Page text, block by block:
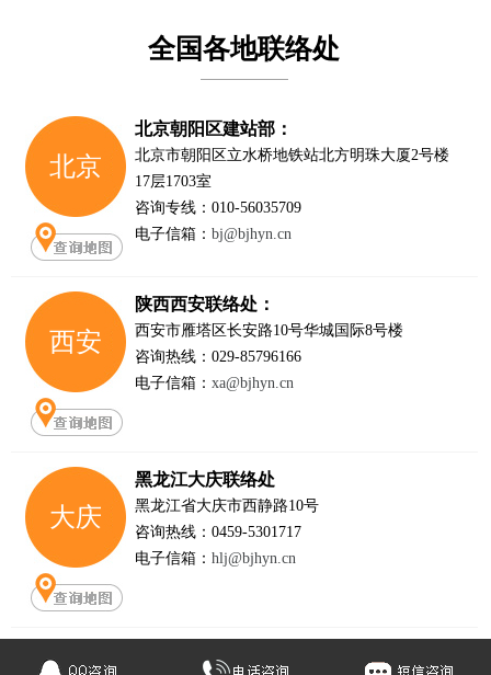
全国各地联络处
北京
北京朝阳区建站部：
北京市朝阳区立水桥地铁站北方明珠大厦2号楼
17层1703室
咨询专线：010-56035709
电子信箱： bj@bjhyn.cn
西安
陕西西安联络处：
西安市雁塔区长安路10号华城国际8号楼
咨询热线：029-85796166
电子信箱： xa@bjhyn.cn
大庆
黑龙江大庆联络处
黑龙江省大庆市西静路10号
咨询热线：0459-5301717
电子信箱： hlj@bjhyn.cn